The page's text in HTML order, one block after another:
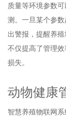
质量等环境参数
测。一旦某个参
出警报，提醒养
不仅提高了管理
损失。
动物健康
智慧养殖物联网